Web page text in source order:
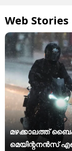
Web Stories
മഴക്കാലത്ത്
മെയിന്റനൻസ്